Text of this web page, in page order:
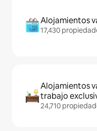
Alojamientos
17,430
Alojamientos
trabajo
24,710